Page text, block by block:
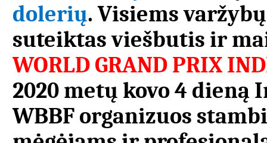
dolerių. Visiems
suteiktas viešbutis ir
WORLD GRAND PRIX
2020 metų kovo 4 dieną
WBBF organizuos